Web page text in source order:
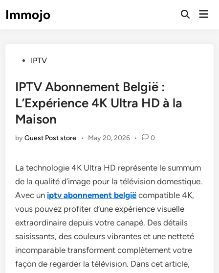
toImmojo
Open
PostedIPTV
IPTV Abonnement België :
L’Expérience 4K Ultra HD à la
Maison
byGuest Post store • May 20, 2026 • 0
La technologie 4K Ultra HD représente le summum
de la qualité d’image pour la télévision domestique.
Avec un iptv abonnement belgië compatible 4K,
vous pouvez profiter d’une expérience visuelle
extraordinaire depuis votre canapé. Des détails
saisissants, des couleurs vibrantes et une netteté
incomparable transforment complètement votre
façon de regarder la télévision. Dans cet article,